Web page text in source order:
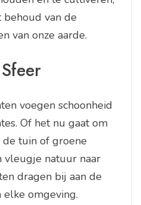
van de
van onze aarde.
voegen schoonheid
Of het nu gaat om
tuin of groene
vleugje natuur naar
dragen bij aan de
elke omgeving.